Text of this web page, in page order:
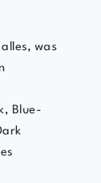
was
Blue-